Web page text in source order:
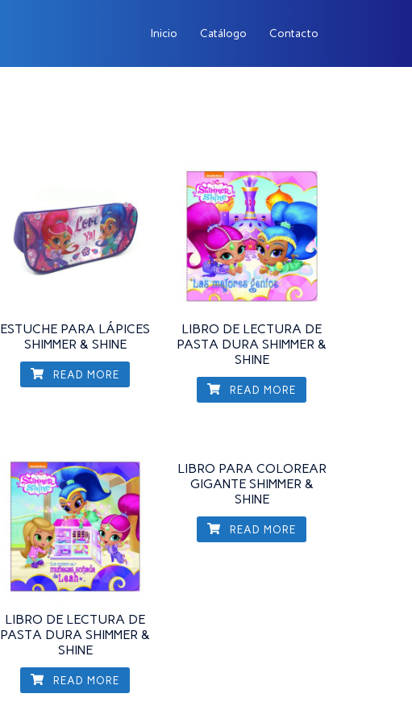
Inicio Catálogo Contacto
ESTUCHE PARA LÁPICES
SHIMMER & SHINE
READ MORE
LIBRO DE LECTURA DE
PASTA DURA SHIMMER &
SHINE
READ MORE
LIBRO DE LECTURA DE
PASTA DURA SHIMMER &
SHINE
READ MORE
LIBRO PARA COLOREAR
GIGANTE SHIMMER &
SHINE
READ MORE